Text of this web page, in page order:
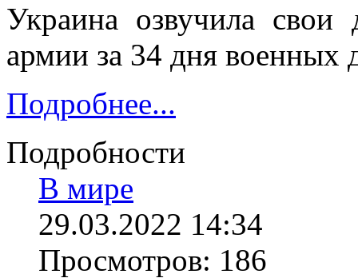
Украина озвучила свои
армии за 34 дня военных
Подробнее...
Подробности
В мире
29.03.2022 14:34
Просмотров: 186